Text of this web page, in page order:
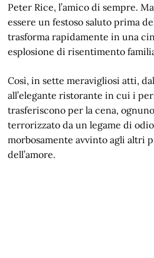
Peter Rice, l’amico di sempre.
essere un festoso saluto prima
trasforma rapidamente in una
esplosione di risentimento
Così, in sette meravigliosi atti,
all’elegante ristorante in cui i
trasferiscono per la cena,
terrorizzato da un legame di
morbosamente avvinto agli altri
dell’amore.